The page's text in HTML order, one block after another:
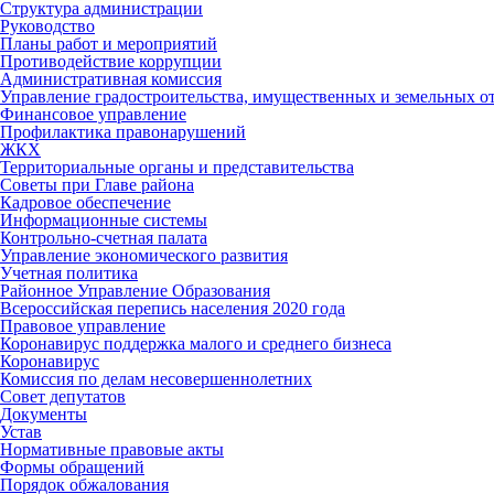
Структура администрации
Руководство
Планы работ и мероприятий
Противодействие коррупции
Административная комиссия
Управление градостроительства, имущественных и земельных
Финансовое управление
Профилактика правонарушений
ЖКХ
Территориальные органы и представительства
Советы при Главе района
Кадровое обеспечение
Информационные системы
Контрольно-счетная палата
Управление экономического развития
Учетная политика
Районное Управление Образования
Всероссийская перепись населения 2020 года
Правовое управление
Коронавирус поддержка малого и среднего бизнеса
Коронавирус
Комиссия по делам несовершеннолетних
Совет депутатов
Документы
Устав
Нормативные правовые акты
Формы обращений
Порядок обжалования